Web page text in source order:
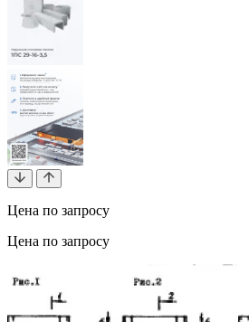
Цена по запросу
Цена по запросу